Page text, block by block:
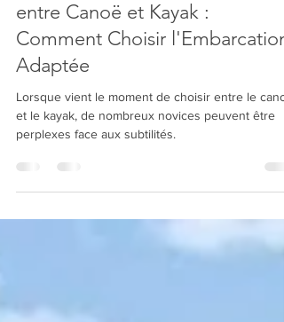
Décryptage des Différences
entre Canoë et Kayak :
Comment Choisir l'Embarcation
Adaptée
Lorsque vient le moment de choisir entre le
et le kayak, de nombreux novices peuvent être
perplexes face aux subtilités.